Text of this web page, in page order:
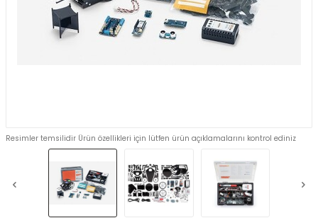
Resimler temsilidir Ürün özellikleri için lütfen ürün açıklamalarını kontrol ediniz